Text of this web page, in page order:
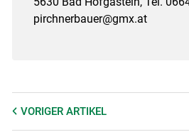
pirchnerbauer@gmx.at
VORIGER ARTIKEL